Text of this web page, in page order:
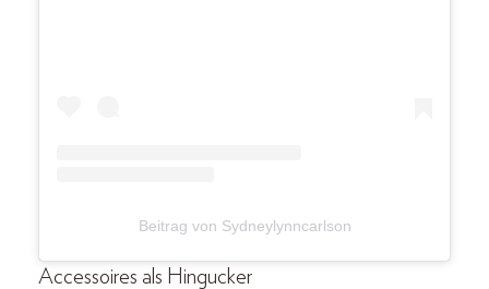
Beitrag von Sydneylynncarlson
Accessoires als Hingucker